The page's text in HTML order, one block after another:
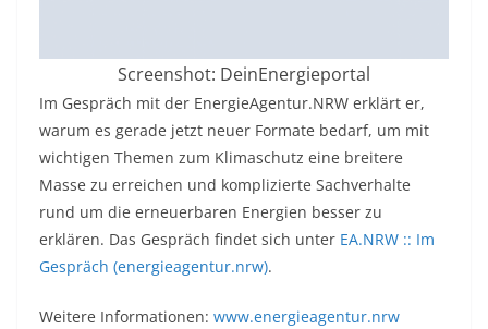
Screenshot: DeinEnergieportal
Im Gespräch mit der EnergieAgentur.NRW erklärt er,
warum es gerade jetzt neuer Formate bedarf, um mit
wichtigen Themen zum Klimaschutz eine breitere
Masse zu erreichen und komplizierte Sachverhalte
rund um die erneuerbaren Energien besser zu
erklären. Das Gespräch findet sich unter EA.NRW :: Im
Gespräch (energieagentur.nrw).
Weitere Informationen: www.energieagentur.nrw